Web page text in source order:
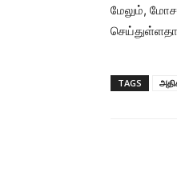
மேலும்,
TAGS